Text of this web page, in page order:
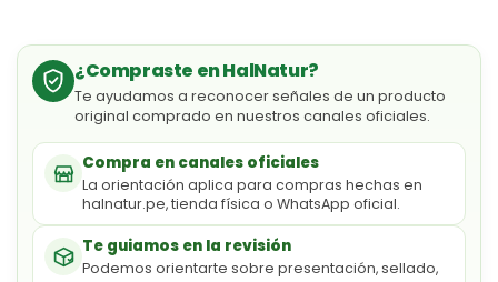
¿Compraste en HalNatur?
Te ayudamos a reconocer señales de un producto
original comprado en nuestros canales oficiales.
Compra en canales oficiales
La orientación aplica para compras hechas en
halnatur.pe, tienda física o WhatsApp oficial.
Te guiamos en la revisión
Podemos orientarte sobre presentación, sellado,